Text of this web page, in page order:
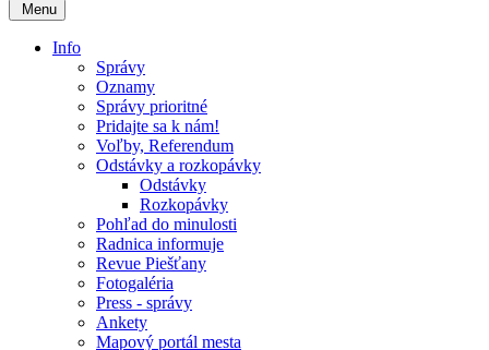
Menu
Info
Správy
Oznamy
Správy prioritné
Pridajte sa k nám!
Voľby, Referendum
Odstávky a rozkopávky
Odstávky
Rozkopávky
Pohľad do minulosti
Radnica informuje
Revue Piešťany
Fotogaléria
Press - správy
Ankety
Mapový portál mesta